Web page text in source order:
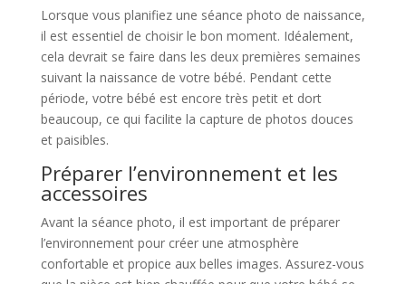
Lorsque vous planifiez une séance photo de naissance,
il est essentiel de choisir le bon moment. Idéalement,
cela devrait se faire dans les deux premières semaines
suivant la naissance de votre bébé. Pendant cette
période, votre bébé est encore très petit et dort
beaucoup, ce qui facilite la capture de photos douces
et paisibles.
Préparer l’environnement et les
accessoires
Avant la séance photo, il est important de préparer
l’environnement pour créer une atmosphère
confortable et propice aux belles images. Assurez-vous